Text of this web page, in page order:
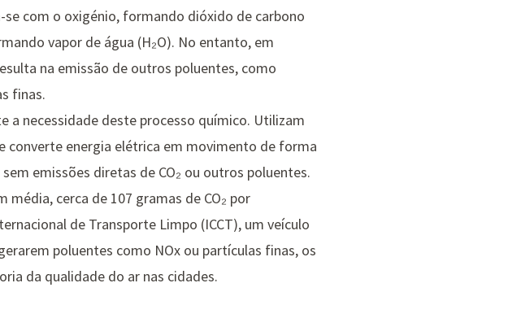
com o oxigénio, formando dióxido de carbono
vapor de água (H₂O). No entanto, em
na emissão de outros poluentes, como
finas.
necessidade deste processo químico. Utilizam
energia elétrica em movimento de forma
emissões diretas de CO₂ ou outros poluentes.
cerca de 107 gramas de CO₂ por
de Transporte Limpo (ICCT), um veículo
poluentes como NOx ou partículas finas, os
da qualidade do ar nas cidades.